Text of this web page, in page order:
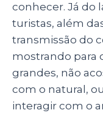
conhecer. Já do
turistas, além
transmissão do
mostrando para
grandes, não
com o natural,
interagir com o